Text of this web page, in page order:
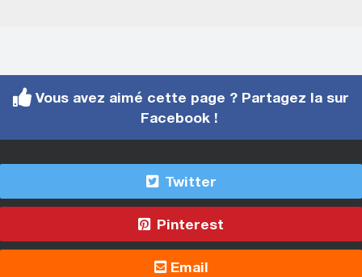
Vous avez aimé cette page ? Partagez la sur
Facebook !
Twitter
Pinterest
Email